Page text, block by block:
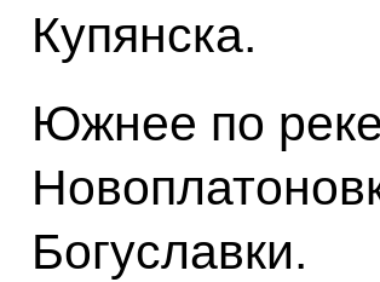
Купянска.
Южнее по
Богуславки.